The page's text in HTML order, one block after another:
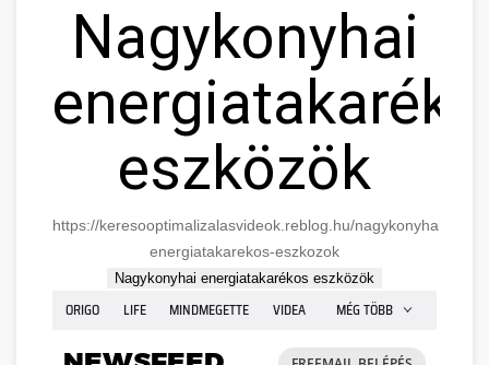
Nagykonyhai
eszközök
https://keresooptimalizalasvideok.reblog.hu/nagykonyhai-
energiatakarekos-eszkozok
Nagykonyhai energiatakarékos eszközök